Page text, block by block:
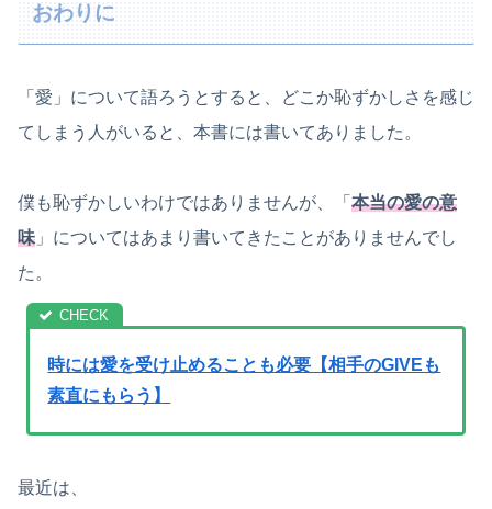
おわりに
「愛」について語ろうとすると、どこか恥ずかしさを感じ
てしまう人がいると、本書には書いてありました。
僕も恥ずかしいわけではありませんが、「 本当の愛の意
味 」についてはあまり書いてきたことがありませんでし
た。
時には愛を受け止めることも必要【相手のGIVEも
素直にもらう】
最近は、